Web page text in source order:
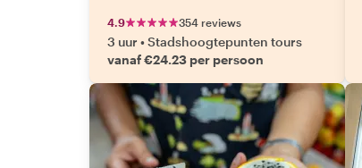
4.9 354 reviews
3 uur •Stadshoogtepunten tours
vanaf €24.23 per persoon